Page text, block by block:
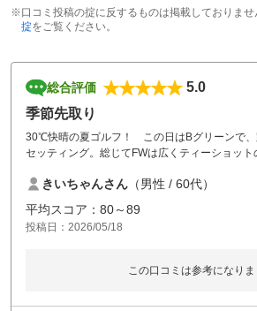
※口コミ投稿の掟に反するものは掲載しておりませ
掟をご覧ください。
総合評価
5.0
季節先取り
30℃快晴の夏ゴルフ！ この日はBグリーンで、
セッティング。総じてFWは広くティーショッ
フで◎！ グリーンは速さは普通でしたが、目が
ディション。楽しいラウンドでした。
きいちゃんさん （男性 / 60代）
平均スコア：80～89
投稿日：2026/05/18
この口コミは参考になりま